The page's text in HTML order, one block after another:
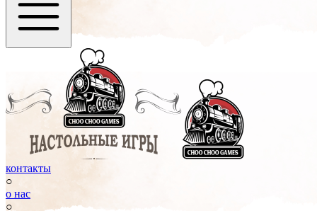
контакты
○
о нас
○